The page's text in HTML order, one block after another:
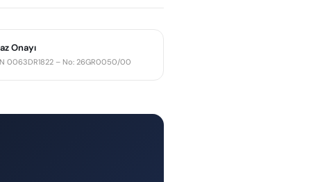
Onayı
0063DR1822 – No: 26GR0050/00